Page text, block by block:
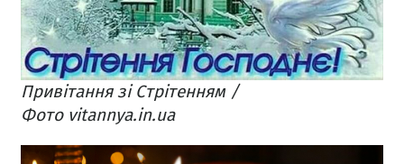
Привітання зі Стрітенням /
Фото vitannya.in.ua